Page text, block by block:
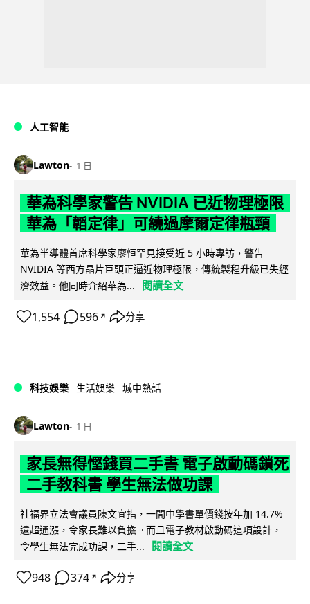
人工智能
Lawton 1 日
華為科學家警告 NVIDIA 已近物理極限
華為「韜定律」可繞過摩爾定律瓶頸
華為半導體首席科學家廖恒罕見接受近 5 小時專訪，警告
NVIDIA 等西方晶片巨頭正逼近物理極限，傳統製程升級已失經
濟效益。他同時介紹華為...
閱讀全文
1,554 596 ↗ 分享
科技娛樂 生活娛樂 城中熱話
Lawton 1 日
家長無得慳錢買二手書 電子啟動碼鎖死
二手教科書 學生無法做功課
社福界立法會議員陳文宜指，一間中學書單價錢按年加 14.7%
遠超通漲，令家長難以負擔。而且電子教材啟動碼這項設計，
令學生無法完成功課，二手...
閱讀全文
948 374 ↗ 分享